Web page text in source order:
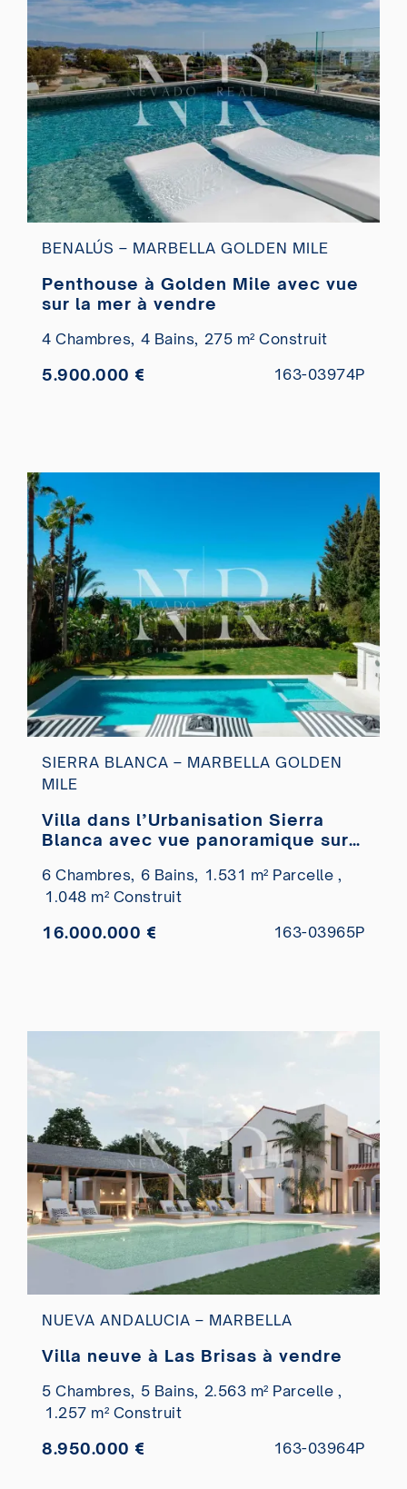
BENALÚS – MARBELLA GOLDEN MILE
Penthouse à Golden Mile avec vue
sur la mer à vendre
4 Chambres, 4 Bains, 275 m² Construit
5.900.000 € 163-03974P
SIERRA BLANCA – MARBELLA GOLDEN
MILE
Villa dans l’Urbanisation Sierra
Blanca avec vue panoramique sur
6 Chambres, 6 Bains, 1.531 m² Parcelle ,
1.048 m² Construit
16.000.000 € 163-03965P
NUEVA ANDALUCIA – MARBELLA
Villa neuve à Las Brisas à vendre
5 Chambres, 5 Bains, 2.563 m² Parcelle ,
1.257 m² Construit
8.950.000 € 163-03964P